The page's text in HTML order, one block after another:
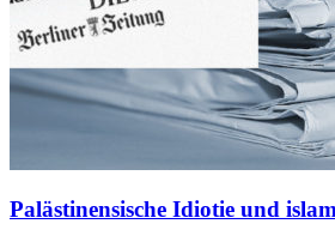
Palästinensische Idiotie und